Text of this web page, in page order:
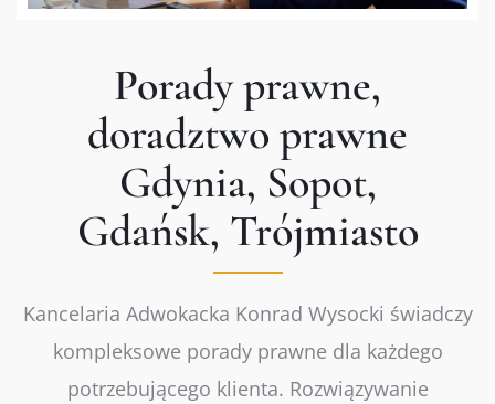
Porady prawne,
doradztwo prawne
Gdynia, Sopot,
Gdańsk, Trójmiasto
Kancelaria Adwokacka Konrad Wysocki świadczy
kompleksowe porady prawne dla każdego
potrzebującego klienta. Rozwiązywanie